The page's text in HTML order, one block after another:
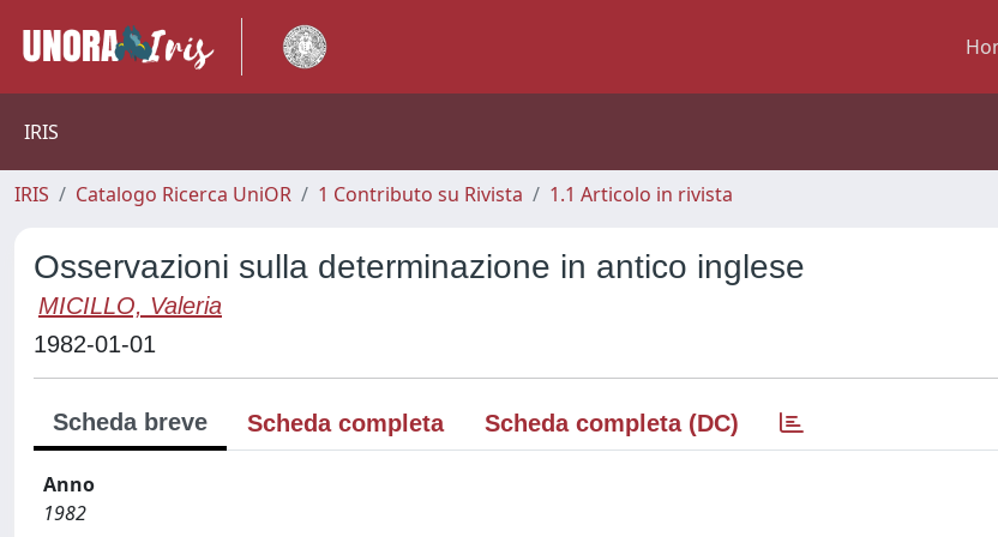
IRIS
IRIS Catalogo Ricerca UniOR 1 Contributo su Rivista 1.1 Articolo in rivista
Osservazioni sulla determinazione in antico inglese
MICILLO, Valeria
1982-01-01
Scheda breve Scheda completa Scheda completa (DC)
Anno
1982